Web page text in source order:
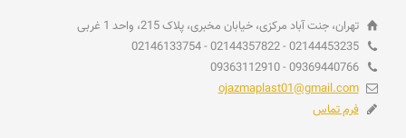
تهران، جنت آباد مرکزی، خیابان مخبری، پلاک 215، واحد 1 غربی
02144453235 - 02144357822 - 02146133754
09369440766 - 09363112910
ojazmaplast01@gmail.com
فرم تماس